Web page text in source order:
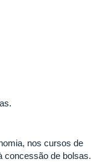
nos cursos de
concessão de bolsas.